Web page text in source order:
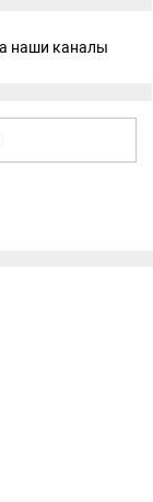
наши каналы